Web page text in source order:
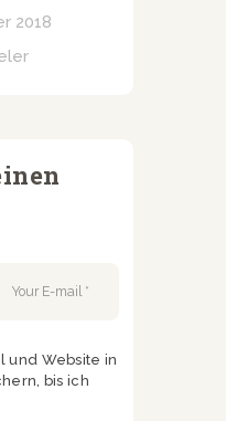
2018
und Website in
bis ich